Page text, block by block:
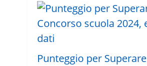
Punteggio per Superare